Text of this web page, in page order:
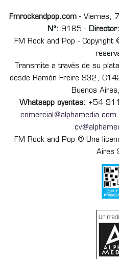
Fmrockandpop.com- Viernes,
Nº: 9185 - Director:
FM Rock and Pop -
Transmite a través de su
desde Ramón Freire 932,
Buenos
Whatsapp oyentes: +54
FM Rock and Pop ® Una
Aires